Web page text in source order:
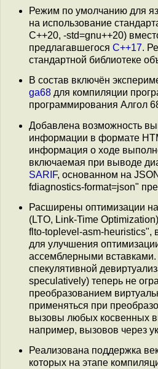
Режим по умолчанию для
на использование
C++20, -std=gnu++20)
предлагавшегося C++17.
стандартной библиотеке
В состав включён
ga68 для компиляции
программирования Алгол
Добавлена возможность
информации в формате
информация о ходе
включаемая при выводе
SARIF, основанном на
fdiagnostics-format=json"
Расширены оптимизации
(LTO, Link-Time
flto-toplevel-asm-heuristics",
для улучшения
ассемблерными вставками.
спекулятивной
speculatively) теперь не
преобразованием
применяться при
вызовы любых косвенных
например, вызовов через
Реализована поддержка
которых на этапе